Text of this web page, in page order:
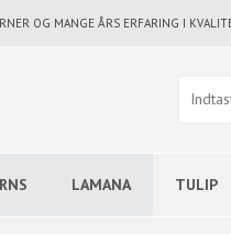
OG MANGE ÅRS ERFARING I
LAMANA TULIP